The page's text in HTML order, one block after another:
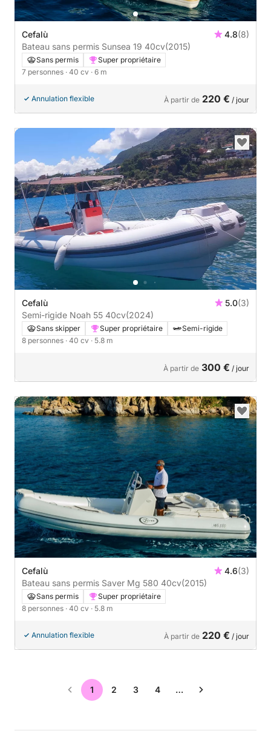
Cefalù 4.8(8)
Bateau sans permis Sunsea 19 40cv(2015)
Sans permis
Super propriétaire
7 personnes · 40 cv · 6 m
Annulation flexible À partir de 220 € / jour
Cefalù 5.0(3)
Semi-rigide Noah 55 40cv(2024)
Sans skipper Super propriétaire
Semi-rigide
8 personnes · 40 cv · 5.8 m
À partir de 300 € / jour
Cefalù 4.6(3)
Bateau sans permis Saver Mg 580 40cv(2015)
Sans permis
Super propriétaire
8 personnes · 40 cv · 5.8 m
Annulation flexible À partir de 220 € / jour
1 2 3 4 …